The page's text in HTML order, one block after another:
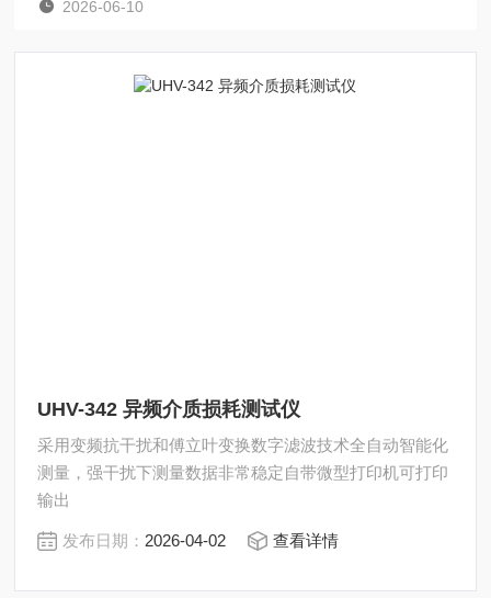
2026-06-10
UHV-342 异频介质损耗测试仪
采用变频抗干扰和傅立叶变换数字滤波技术全自动智能化
测量，强干扰下测量数据非常稳定自带微型打印机可打印
输出
发布日期： 2026-04-02 查看详情